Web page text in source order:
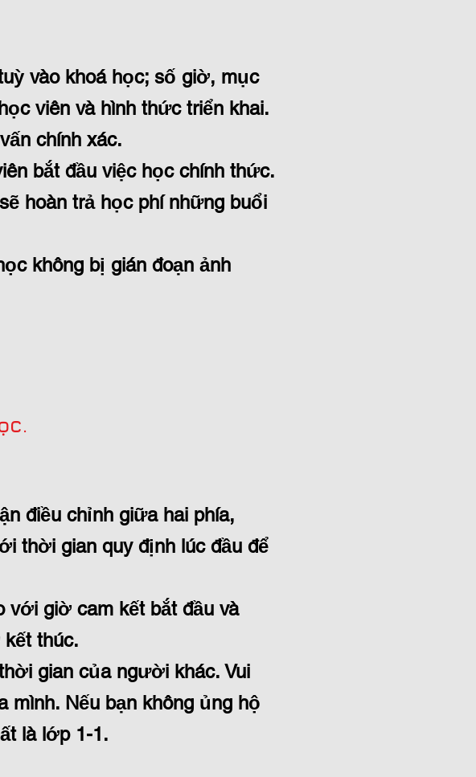
vào khoá học; số giờ, mục
viên và hình thức triển khai.
chính xác.
bắt đầu việc học chính thức.
hoàn trả học phí những buổi
không bị gián đoạn ảnh
điều chỉnh giữa hai phía,
thời gian quy định lúc đầu để
với giờ cam kết bắt đầu và
thúc.
gian của người khác. Vui
mình. Nếu bạn không ủng hộ
là lớp 1-1.